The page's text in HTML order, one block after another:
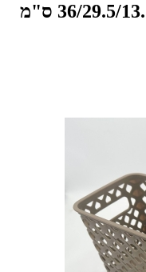
סל פלסטיק דקו מלבני גדול 36/29.5/13.5 ס"מ